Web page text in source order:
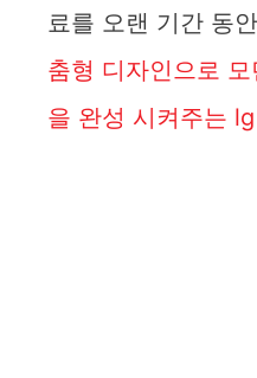
료를 오랜 기간 동
춤형 디자인으로
을 완성 시켜주는